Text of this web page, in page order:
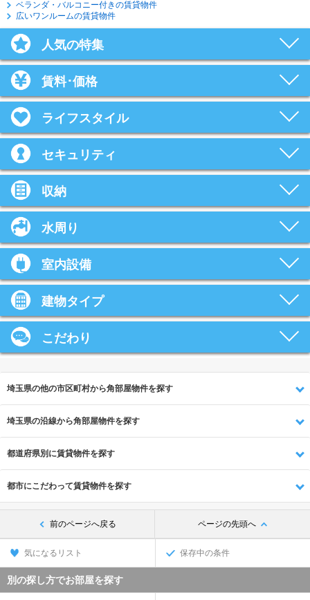
ベランダ・バルコニー付きの賃貸物件
広いワンルームの賃貸物件
人気の特集
賃料･価格
ライフスタイル
セキュリティ
収納
水周り
室内設備
建物タイプ
こだわり
埼玉県の他の市区町村から角部屋物件を探す
埼玉県の沿線から角部屋物件を探す
都道府県別に賃貸物件を探す
都市にこだわって賃貸物件を探す
前のページへ戻る ページの先頭へ
気になるリスト 保存中の条件
別の探し方でお部屋を探す